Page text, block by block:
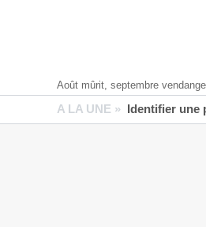
Août mûrit, septembre
A LA UNE » Identifier une